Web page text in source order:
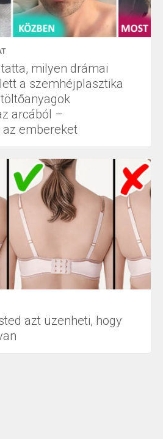
milyen drámai
a szemhéjplasztika
arcából –
embereket
azt üzenheti, hogy